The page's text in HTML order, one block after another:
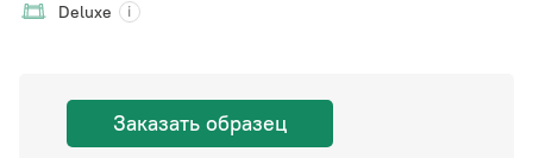
Deluxe
Заказать образец